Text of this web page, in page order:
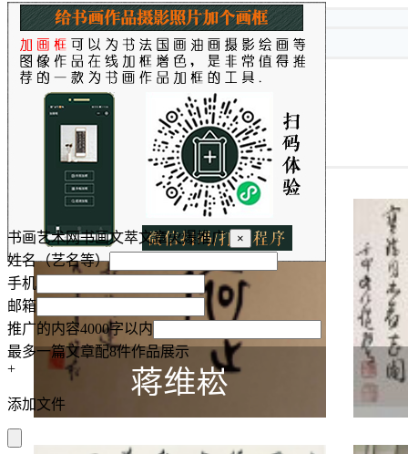
书画艺术网书画文萃文章火爆推广 ×
姓名（艺名等）
手机
邮箱
推广的内容4000字以内
最多一篇文章配8件作品展示
+
添加文件